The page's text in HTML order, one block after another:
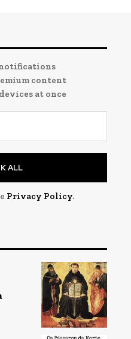
ilustrações e
ilustrações e
content
at once
ALL
Privacy Policy.